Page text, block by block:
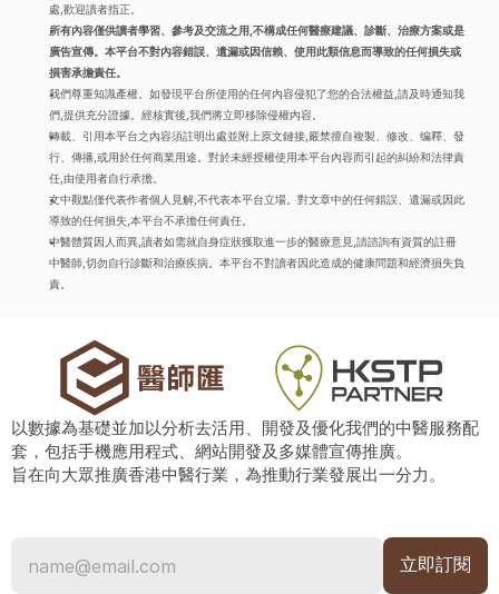
處,歡迎讀者指正。
所有內容僅供讀者學習、參考及交流之用,不構成任何醫療建議、診斷、治療方案或是
廣告宣傳。本平台不對內容錯誤、遺漏或因信賴、使用此類信息而導致的任何損失或
損害承擔責任。
我們尊重知識產權。如發現平台所使用的任何內容侵犯了您的合法權益,請及時通知我
們,提供充分證據。經核實後,我們將立即移除侵權內容。
轉載、引用本平台之內容須註明出處並附上原文鏈接,嚴禁擅自複製、修改、编釋、發
行、傳播,或用於任何商業用途。對於未經授權使用本平台內容而引起的糾紛和法律責
任,由使用者自行承擔。
文中觀點僅代表作者個人見解,不代表本平台立場。對文章中的任何錯誤、遺漏或因此
導致的任何損失,本平台不承擔任何責任。
中醫體質因人而異,讀者如需就自身症狀獲取進一步的醫療意見,請諮詢有資質的註冊
中醫師,切勿自行診斷和治療疾病。本平台不對讀者因此造成的健康問題和經濟損失負
責。
以數據為基礎並加以分析去活用、開發及優化我們的中醫服務配
套，包括手機應用程式、網站開發及多媒體宣傳推廣。
旨在向大眾推廣香港中醫行業，為推動行業發展出一分力。